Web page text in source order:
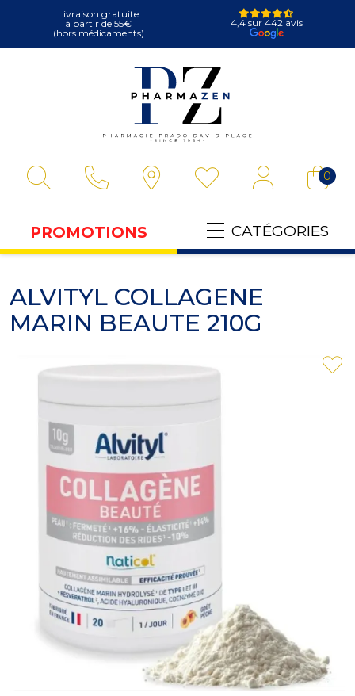
Livraison gratuite
à partir de 55€
(hors médicaments)
4,4 sur 442 avis
0
PROMOTIONS CATÉGORIES
ALVITYL COLLAGENE
MARIN BEAUTE 210G